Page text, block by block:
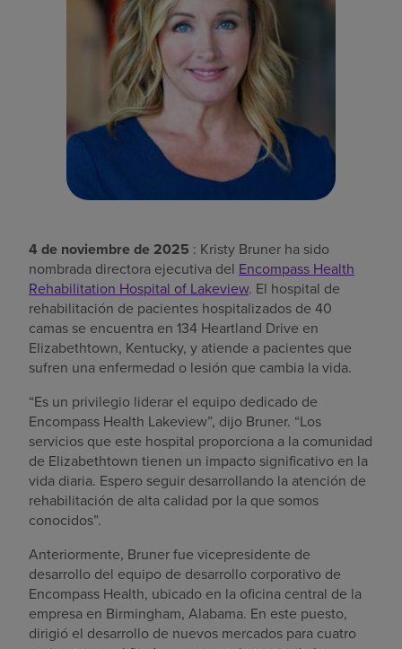
Buscar un centro
4 de noviembre de 2025 : Kristy Bruner ha sido
nombrada directora ejecutiva del Encompass Health
Rehabilitation Hospital of Lakeview. El hospital de
rehabilitación de pacientes hospitalizados de 40
camas se encuentra en 134 Heartland Drive en
Elizabethtown, Kentucky, y atiende a pacientes que
sufren una enfermedad o lesión que cambia la vida.
“Es un privilegio liderar el equipo dedicado de
Encompass Health Lakeview”, dijo Bruner. “Los
servicios que este hospital proporciona a la comunidad
de Elizabethtown tienen un impacto significativo en la
vida diaria. Espero seguir desarrollando la atención de
rehabilitación de alta calidad por la que somos
conocidos”.
Anteriormente, Bruner fue vicepresidente de
desarrollo del equipo de desarrollo corporativo de
Encompass Health, ubicado en la oficina central de la
empresa en Birmingham, Alabama. En este puesto,
dirigió el desarrollo de nuevos mercados para cuatro